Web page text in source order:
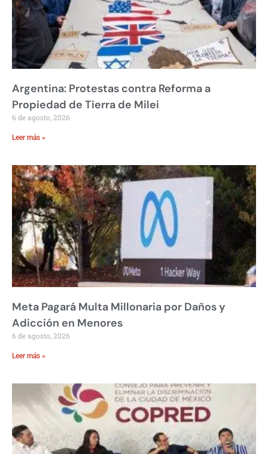
Argentina: Protestas contra Reforma a
Propiedad de Tierra de Milei
6 de agosto, 2026
Leer más »
Meta Pagará Multa Millonaria por Daños y
Adicción en Menores
6 de agosto, 2026
Leer más »